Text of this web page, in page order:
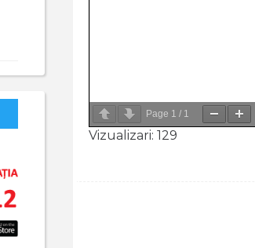
Page 1 / 1
Vizualizari: 129